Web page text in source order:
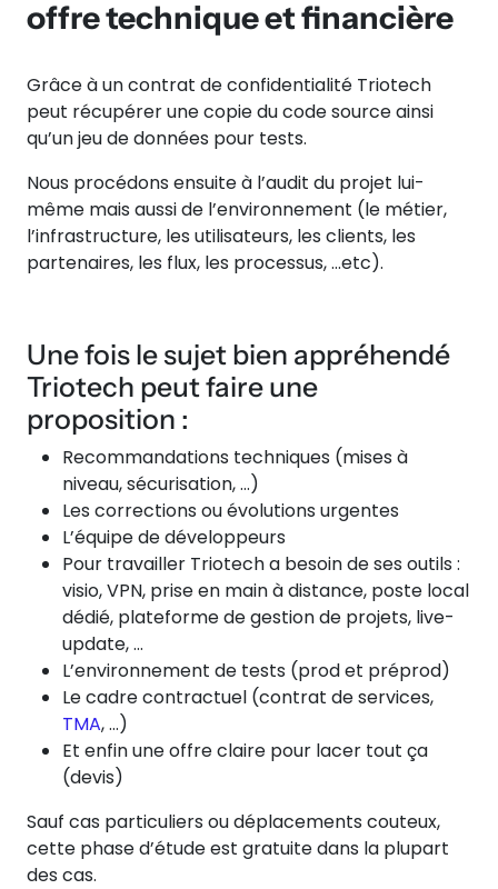
offre technique et financière
Grâce à un contrat de confidentialité Triotech
peut récupérer une copie du code source ainsi
qu’un jeu de données pour tests.
Nous procédons ensuite à l’audit du projet lui-
même mais aussi de l’environnement (le métier,
l’infrastructure, les utilisateurs, les clients, les
partenaires, les flux, les processus, …etc).
Une fois le sujet bien appréhendé
Triotech peut faire une
proposition :
Recommandations techniques (mises à
niveau, sécurisation, …)
Les corrections ou évolutions urgentes
L’équipe de développeurs
Pour travailler Triotech a besoin de ses outils :
visio, VPN, prise en main à distance, poste local
dédié, plateforme de gestion de projets, live-
update, …
L’environnement de tests (prod et préprod)
Le cadre contractuel (contrat de services,
TMA, …)
Et enfin une offre claire pour lacer tout ça
(devis)
Sauf cas particuliers ou déplacements couteux,
cette phase d’étude est gratuite dans la plupart
des cas.